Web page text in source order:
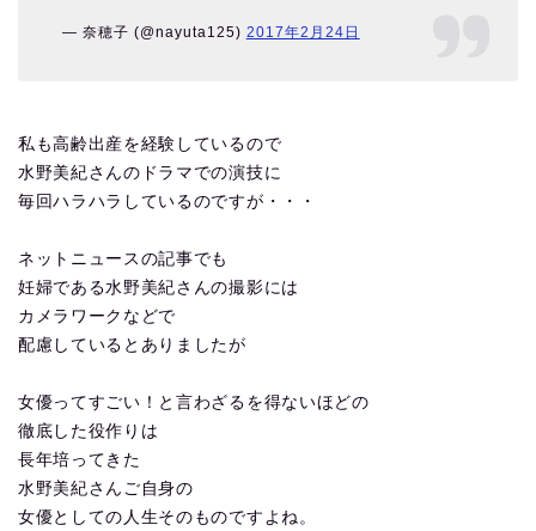
— 奈穂子 (@nayuta125) 2017年2月24日
私も高齢出産を経験しているので
水野美紀さんのドラマでの演技に
毎回ハラハラしているのですが・・・
ネットニュースの記事でも
妊婦である水野美紀さんの撮影には
カメラワークなどで
配慮しているとありましたが
女優ってすごい！と言わざるを得ないほどの
徹底した役作りは
長年培ってきた
水野美紀さんご自身の
女優としての人生そのものですよね。